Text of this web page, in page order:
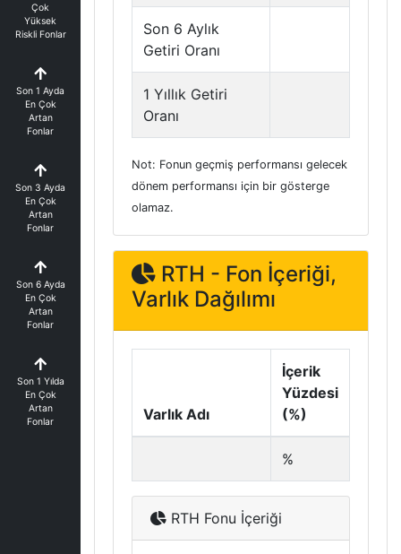
Çok
Yüksek
Riskli Fonlar
Son 1 Ayda
En Çok
Artan
Fonlar
Son 3 Ayda
En Çok
Artan
Fonlar
Son 6 Ayda
En Çok
Artan
Fonlar
Son 1 Yılda
En Çok
Artan
Fonlar
Son 6 Aylık
Getiri Oranı
1 Yıllık Getiri
Oranı
Not: Fonun geçmiş performansı gelecek
dönem performansı için bir gösterge
olamaz.
RTH - Fon İçeriği,
Varlık Dağılımı
Varlık Adı
İçerik
Yüzdesi
(%)
%
RTH Fonu İçeriği